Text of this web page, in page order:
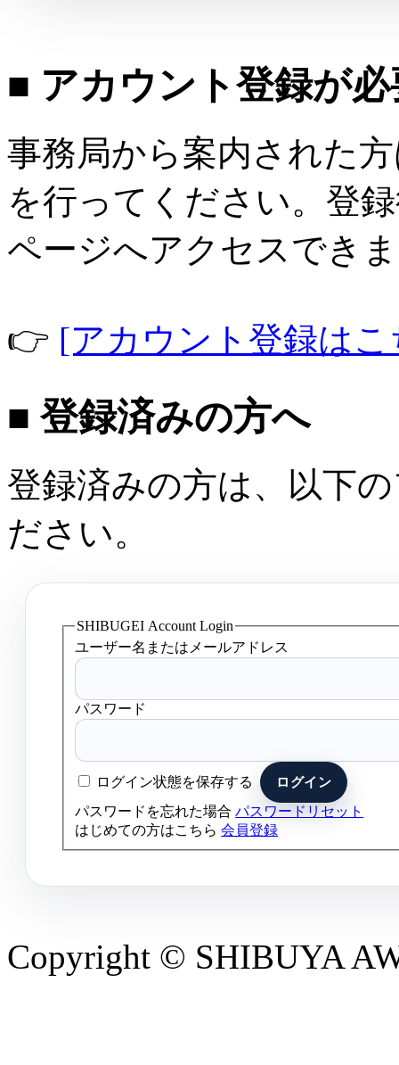
■ アカウント登録が
事務局から案内された
を行ってください。登
ページへアクセスでき
👉 [アカウント登録は
■ 登録済みの方へ
登録済みの方は、以下
ださい。
SHIBUGEI Account Login
ユーザー名またはメールアドレス
パスワード
ログイン状態を保存する
パスワードを忘れた場合パスワードリセット
はじめての方はこちら会員登録
Copyright © SHIBUYA